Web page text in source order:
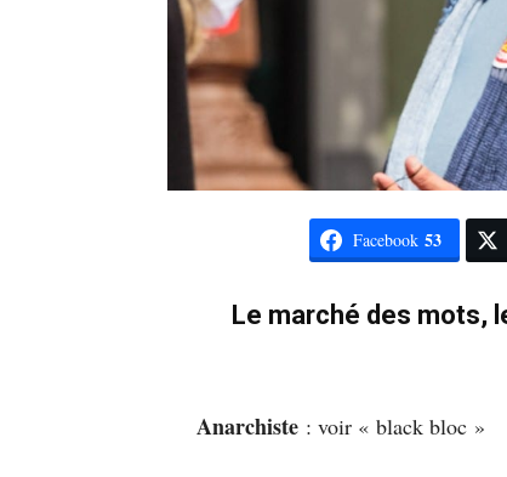
Facebook 53
Le marché des mots,
Anarchiste : voir « black bloc »